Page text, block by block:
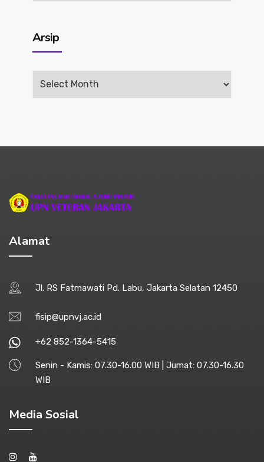
Arsip
Arsip
Alamat
Jl. RS Fatmawati Pd. Labu, Jakarta Selatan 12450
fisip@upnvj.ac.id
+62 852-1364-5415
Senin - Kamis: 07.30-16.00 WIB | Jumat: 07.30-16.30
WIB
Media Sosial